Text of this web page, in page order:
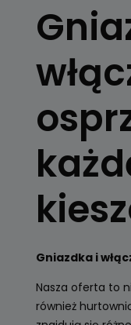
Gniazdka i
Nasza oferta to
również